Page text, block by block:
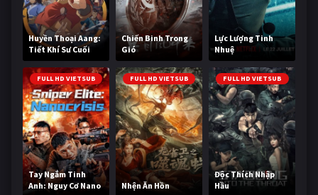
Huyền Thoại Aang:
Tiết Khí Sư Cuối
Cùng
Chiến Binh Trong
Gió
Lực Lượng Tinh
Nhuệ
FULL HD VIETSUB
Tay Ngắm Tinh
Anh: Nguy Cơ Nano
FULL HD VIETSUB
Nhện Ăn Hồn
FULL HD VIETSUB
Độc Thích Nhập
Hầu